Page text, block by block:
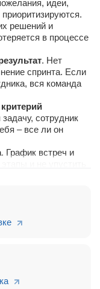
идеи,
решений и
в процессе
. Нет
спринта. Если
вся команда
критерий
сотрудник
– все ли он
. График встреч и
и не упустить
держать руку на
портала.
из
данные